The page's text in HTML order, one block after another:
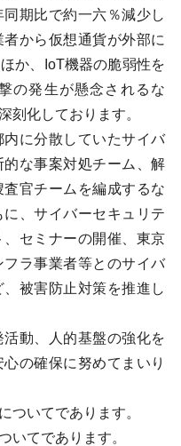
期比で約一六％減少し
から仮想通貨が外部に
か、IoT機器の脆弱性を
の発生が懸念されるな
刻化しております。
に分散していたサイバ
な事案対処チーム、解
官チームを編成するな
、サイバーセキュリテ
セミナーの開催、東京
ラ事業者等とのサイバ
被害防止対策を推進し
動、人的基盤の強化を
の確保に努めてまいり
いてであります。
いてであります。